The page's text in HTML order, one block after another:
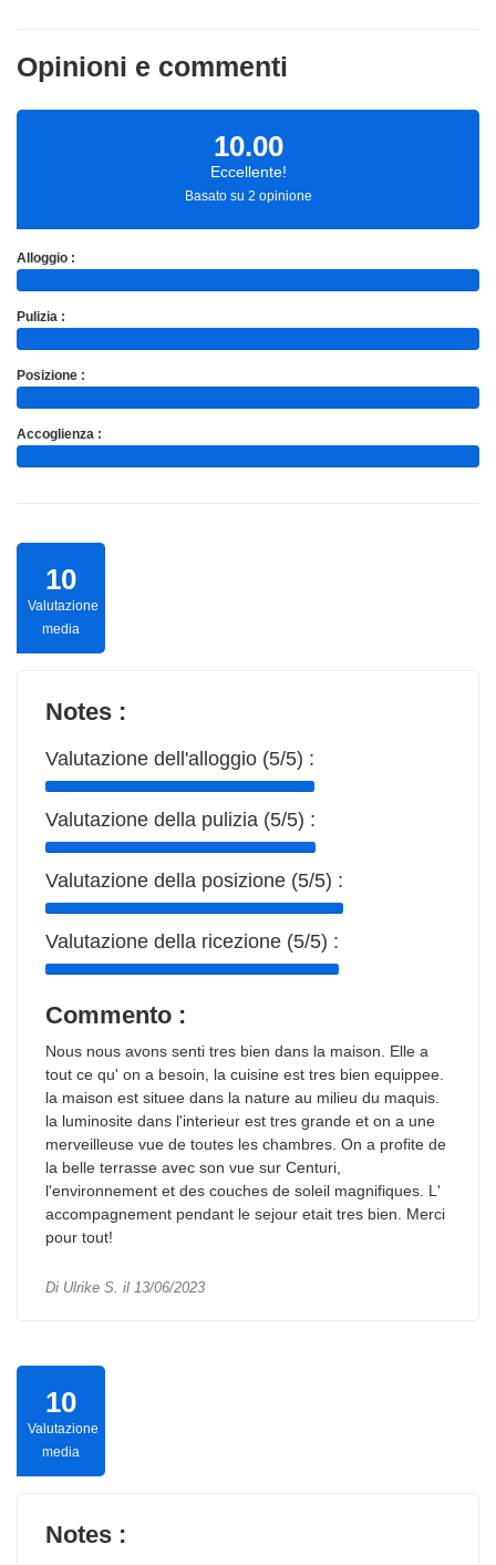
Opinioni e commenti
10.00
Eccellente!
Basato su 2 opinione
Alloggio :
Pulizia :
Posizione :
Accoglienza :
10
Valutazione
media
Notes :
Valutazione dell'alloggio (5/5) :
Valutazione della pulizia (5/5) :
Valutazione della posizione (5/5) :
Valutazione della ricezione (5/5) :
Commento :
Nous nous avons senti tres bien dans la maison. Elle a
tout ce qu' on a besoin, la cuisine est tres bien equippee.
la maison est situee dans la nature au milieu du maquis.
la luminosite dans l'interieur est tres grande et on a une
merveilleuse vue de toutes les chambres. On a profite de
la belle terrasse avec son vue sur Centuri,
l'environnement et des couches de soleil magnifiques. L'
accompagnement pendant le sejour etait tres bien. Merci
pour tout!
Di Ulrike S. il 13/06/2023
10
Valutazione
media
Notes :